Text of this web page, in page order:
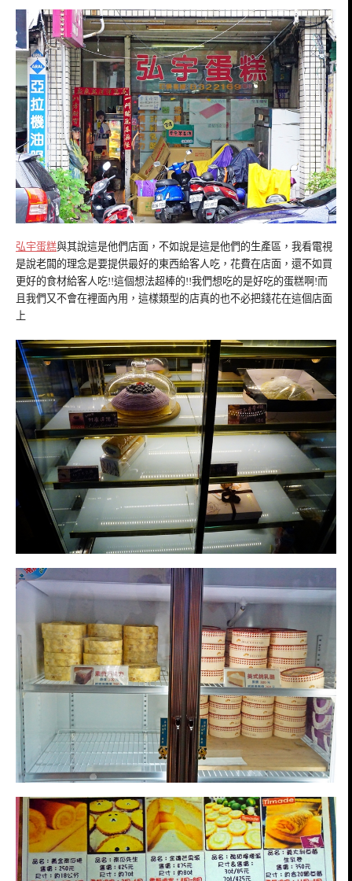
弘宇蛋糕與其說這是他們店面，不如說是這是他們的生產區，我看電視
是說老闆的理念是要提供最好的東西給客人吃，花費在店面，還不如買
更好的食材給客人吃!!這個想法超棒的!!我們想吃的是好吃的蛋糕啊!而
且我們又不會在裡面內用，這樣類型的店真的也不必把錢花在這個店面
上